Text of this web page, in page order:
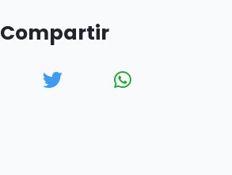
Compartir